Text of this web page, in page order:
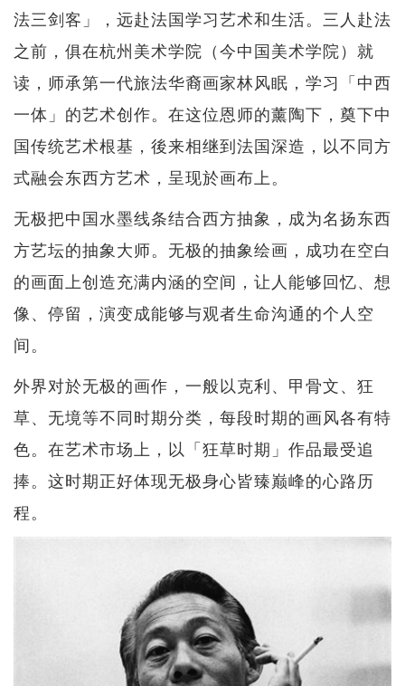
法三剑客」，远赴法国学习艺术和生活。三人赴法
之前，俱在杭州美术学院（今中国美术学院）就
读，师承第一代旅法华裔画家林风眠，学习「中西
一体」的艺术创作。在这位恩师的薰陶下，奠下中
国传统艺术根基，後来相继到法国深造，以不同方
式融会东西方艺术，呈现於画布上。
无极把中国水墨线条结合西方抽象，成为名扬东西
方艺坛的抽象大师。无极的抽象绘画，成功在空白
的画面上创造充满内涵的空间，让人能够回忆、想
像、停留，演变成能够与观者生命沟通的个人空
间。
外界对於无极的画作，一般以克利、甲骨文、狂
草、无境等不同时期分类，每段时期的画风各有特
色。在艺术市场上，以「狂草时期」作品最受追
捧。这时期正好体现无极身心皆臻巅峰的心路历
程。